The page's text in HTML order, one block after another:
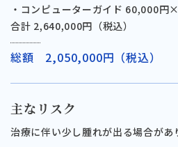
・コンピューターガイド 60,000
合計 2,640,000円（税込）
総額 2,050,000円（税込）
主なリスク
治療に伴い少し腫れが出る場合があ